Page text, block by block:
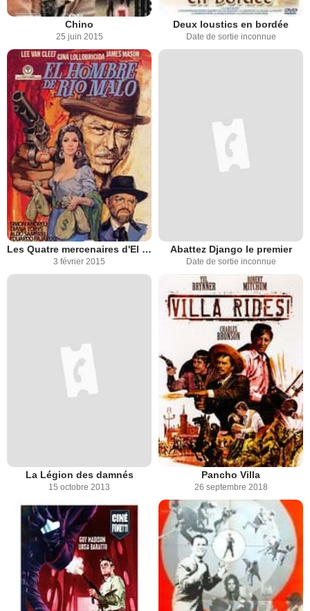
Chino
25 juin 2015
Deux loustics en bordée
Date de sortie inconnue
Les Quatre mercenaires d'El Paso
3 février 2015
Abattez Django le premier
Date de sortie inconnue
La Légion des damnés
15 octobre 2013
Pancho Villa
26 septembre 2018